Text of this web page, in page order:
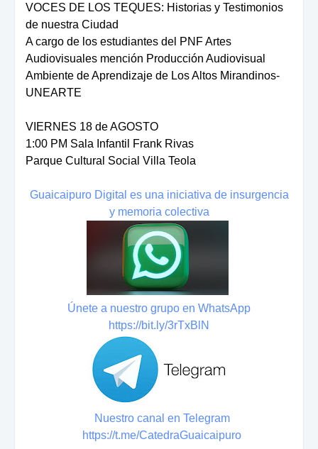
VOCES DE LOS TEQUES: Historias y Testimonios
de nuestra Ciudad
A cargo de los estudiantes del PNF Artes
Audiovisuales mención Producción Audiovisual
Ambiente de Aprendizaje de Los Altos Mirandinos-
UNEARTE
VIERNES 18 de AGOSTO
1:00 PM Sala Infantil Frank Rivas
Parque Cultural Social Villa Teola
Guaicaipuro Digital es una iniciativa de insurgencia
y memoria colectiva
Únete a nuestro grupo en WhatsApp
https://bit.ly/3rTxBlN
Nuestro canal en Telegram
https://t.me/CatedraGuaicaipuro